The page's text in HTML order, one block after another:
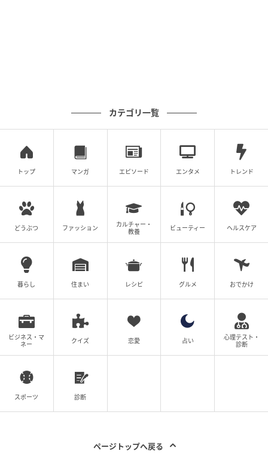
「ありがたい情報！」「知りたかった」ごみ
トリビアに称賛の声
滝沢さんの投稿には、「ありがたい情報！」「知りた
いたので助かる」「そうなんだ！」と参考になったと
いうコメントが多数寄せられました。
捨て方に迷って放置してしまいがちなマニキュアも、
正しい方法を知っていればスッキリ処分できますね。
ただし、分別ルールは自治体によって異なるので、お
住まいの地域のルールを必ず確認してみてください！
提供：マシンガンズ滝沢（ @takizawa0914
）さん
1976年9月14日生まれ。お笑いコンビ『マシンガン
してごみ清掃員としても働き始め、その経験をもとに
『このゴミは収集できません』『ゴミ清掃員の日常』
などごみにまつわる著書を多数出版している。2020年
カテゴリ一覧
トップ マンガ エピソード エンタメ トレンド
どうぶつ ファッション
カルチャー・
教養
ビューティー ヘルスケア
暮らし 住まい レシピ グルメ おでかけ
ビジネス・マ
ネー
クイズ 恋愛 占い
心理テスト・
診断
スポーツ 診断
ページトップへ戻る